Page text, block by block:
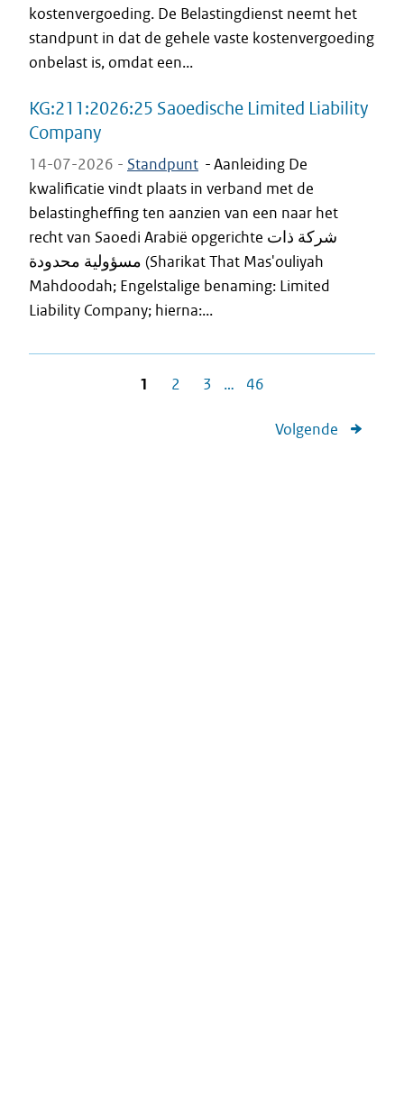
kostenvergoeding. De Belastingdienst neemt het
standpunt in dat de gehele vaste kostenvergoeding
onbelast is, omdat een...
KG:211:2026:25 Saoedische Limited Liability
Company
14-07-2026 - Standpunt -Aanleiding De
kwalificatie vindt plaats in verband met de
belastingheffing ten aanzien van een naar het
recht van Saoedi Arabië opgerichte شركة ذات
مسؤولية محدودة (Sharikat That Mas'ouliyah
Mahdoodah; Engelstalige benaming: Limited
Liability Company; hierna:...
1 2 3 … 46
Volgende